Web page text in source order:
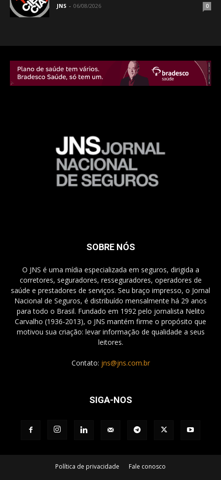
JNS - 06/08/2026 0
SOBRE NÓS
O JNS é uma mídia especializada em seguros, dirigida a
corretores, seguradores, resseguradores, operadores de
saúde e prestadores de serviços. Seu braço impresso, o Jornal
Nacional de Seguros, é distribuído mensalmente há 29 anos
para todo o Brasil. Fundado em 1992 pelo jornalista Nelito
Carvalho (1936-2013), o JNS mantém firme o propósito que
motivou sua criação: levar informação de qualidade a seus
leitores.
Contato: jns@jns.com.br
SIGA-NOS
Política de privacidade Fale conosco